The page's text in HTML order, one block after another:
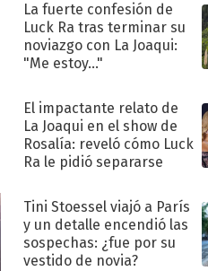
La fuerte confesión de
Luck Ra tras terminar su
noviazgo con La Joaqui:
"Me estoy..."
El impactante relato de
La Joaqui en el show de
Rosalía: reveló cómo Luck
Ra le pidió separarse
Tini Stoessel viajó a París
y un detalle encendió las
sospechas: ¿fue por su
vestido de novia?